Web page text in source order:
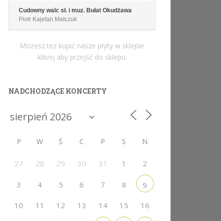
Cudowny walc sł. i muz. Bułat Okudżawa
Piotr Kajetan Matczuk
Możesz też kupić nasze płyty w sklepie
kliknij aby przejść do sklepu.
NADCHODZĄCE KONCERTY
P W Ś C P S N
27 28 29 30 31 1 2
3 4 5 6 7 8 9
10 11 12 13 14 15 16